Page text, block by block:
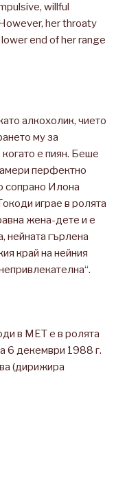
willful
her throaty
end of her range
алкохолик, чието
му за
е пиян. Беше
перфектно
сопрано Илона
играе в ролята
жена-дете и е
нейната гърлена
край на нейния
в МЕТ е в ролята
6 декември 1988 г.
(дирижира